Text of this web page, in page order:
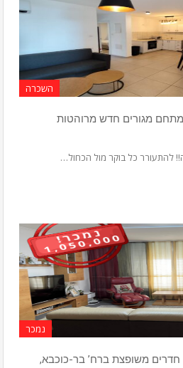
השכרה
3 חדרים במתחם מגורים חדש מרוהטות
להתעורר כל בוקר מול הכחול…
נמכר
בבלעדיות! למכירה דירת 4 חדרים משופצת ברח’ בר-כוכבא,